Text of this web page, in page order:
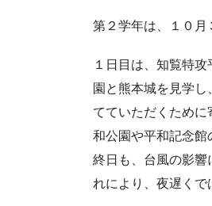
第２学年は、１０月
１日目は、知覧特
園と熊本城を見学
てていただくため
和公園や平和記念館
終日も、台風の影響
れにより、夜遅くで